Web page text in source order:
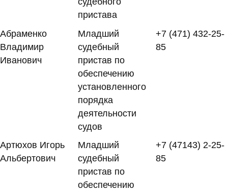
пристава
Абраменко
Владимир
Иванович
Младший
судебный
пристав по
обеспечению
установленного
порядка
деятельности
судов
+7 (471) 432-25-
85
Артюхов Игорь
Альбертович
Младший
судебный
пристав по
обеспечению
+7 (47143) 2-25-
85